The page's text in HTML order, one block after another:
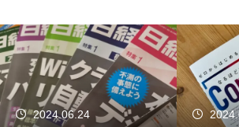
2024.06.24